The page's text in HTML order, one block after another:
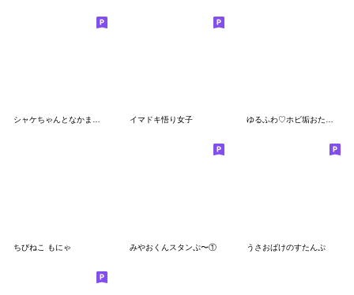
シャケちゃんとなかまたち イマドキ悟り女子 ゆるふわ♡ホビ垢おたくねこちゃんの日常♡
ちびねこ もにゃ みやおくんスタンぷ〜① うさおばけのすたんぷ